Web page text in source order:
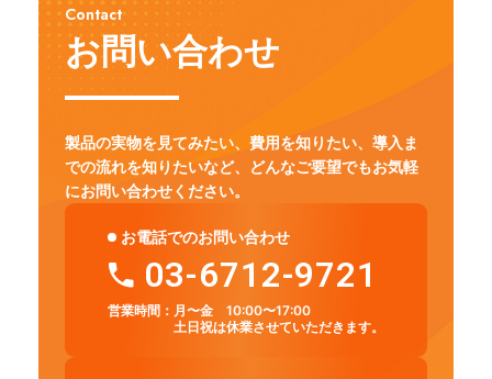
Contact
お問い合わせ
製品の実物を見てみたい、費用を知りたい、導入ま
での流れを知りたいなど、
どんなご要望でもお気軽
にお問い合わせください。
お電話でのお問い合わせ
03-6712-9721
営業時間： 月〜金 10:00〜17:00
土日祝は休業させていただきます。